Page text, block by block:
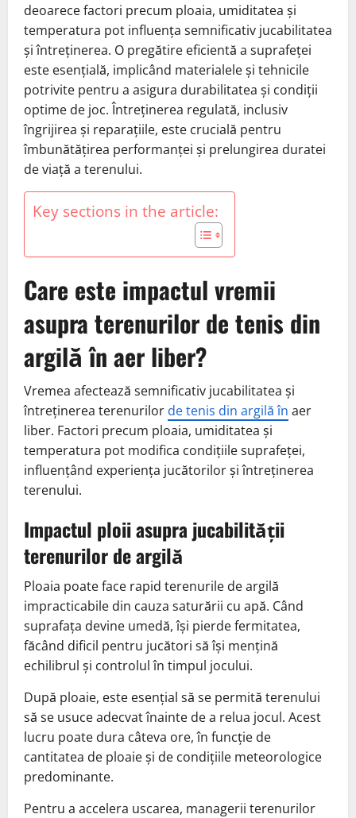
deoarece factori precum ploaia, umiditatea și
temperatura pot influența semnificativ jucabilitatea
și întreținerea. O pregătire eficientă a suprafeței
este esențială, implicând materialele și tehnicile
potrivite pentru a asigura durabilitatea și condiții
optime de joc. Întreținerea regulată, inclusiv
îngrijirea și reparațiile, este crucială pentru
îmbunătățirea performanței și prelungirea duratei
de viață a terenului.
Key sections in the article:
Care este impactul vremii
asupra terenurilor de tenis din
argilă în aer liber?
Vremea afectează semnificativ jucabilitatea și
întreținerea terenurilor de tenis din argilă în aer
liber. Factori precum ploaia, umiditatea și
temperatura pot modifica condițiile suprafeței,
influențând experiența jucătorilor și întreținerea
terenului.
Impactul ploii asupra jucabilității
terenurilor de argilă
Ploaia poate face rapid terenurile de argilă
impracticabile din cauza saturării cu apă. Când
suprafața devine umedă, își pierde fermitatea,
făcând dificil pentru jucători să își mențină
echilibrul și controlul în timpul jocului.
După ploaie, este esențial să se permită terenului
să se usuce adecvat înainte de a relua jocul. Acest
lucru poate dura câteva ore, în funcție de
cantitatea de ploaie și de condițiile meteorologice
predominante.
Pentru a accelera uscarea, managerii terenurilor